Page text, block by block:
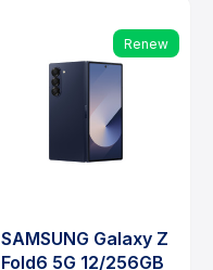
Renew
SAMSUNG Galaxy Z
Fold6 5G 12/256GB